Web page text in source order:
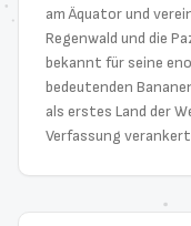
am Äquator und
Regenwald und die
bekannt für seine
bedeutenden
als erstes Land der
Verfassung